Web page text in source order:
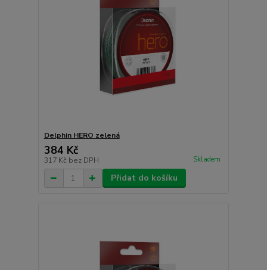
Delphin HERO zelená
384 Kč
317 Kč bez DPH Skladem
Přidat do košíku